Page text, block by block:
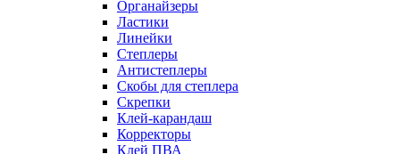
Органайзеры
Ластики
Линейки
Степлеры
Антистеплеры
Скобы для степлера
Скрепки
Клей-карандаш
Корректоры
Клей ПВА